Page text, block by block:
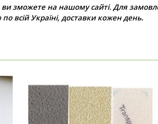
ви зможете на нашому сайті. Для
всій Україні, доставки кожен день.